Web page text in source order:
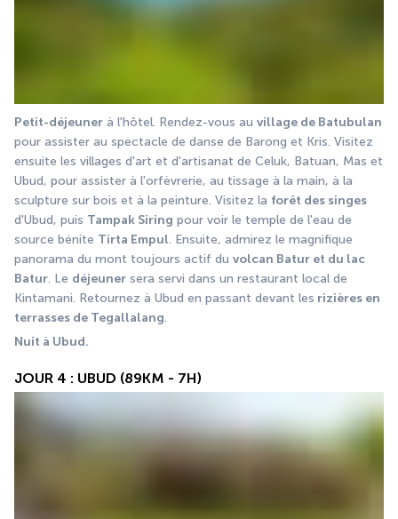
Petit-déjeuner à l'hôtel. Rendez-vous au village de Batubulan
pour assister au spectacle de danse de Barong et Kris. Visitez
ensuite les villages d'art et d'artisanat de Celuk, Batuan, Mas et
Ubud, pour assister à l'orfèvrerie, au tissage à la main, à la
sculpture sur bois et à la peinture. Visitez la forêt des singes
d'Ubud, puis Tampak Siring pour voir le temple de l'eau de
source bénite Tirta Empul. Ensuite, admirez le magnifique
panorama du mont toujours actif du volcan Batur et du lac
Batur. Le déjeuner sera servi dans un restaurant local de
Kintamani. Retournez à Ubud en passant devant les rizières en
terrasses de Tegallalang.
Nuit à Ubud.
JOUR 4 : UBUD (89KM - 7H)